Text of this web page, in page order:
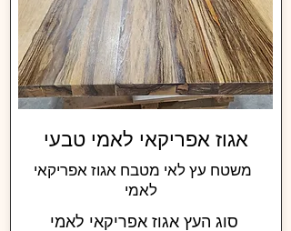
אגוז אפריקאי לאמי טבעי
משטח עץ לאי מטבח אגוז אפריקאי